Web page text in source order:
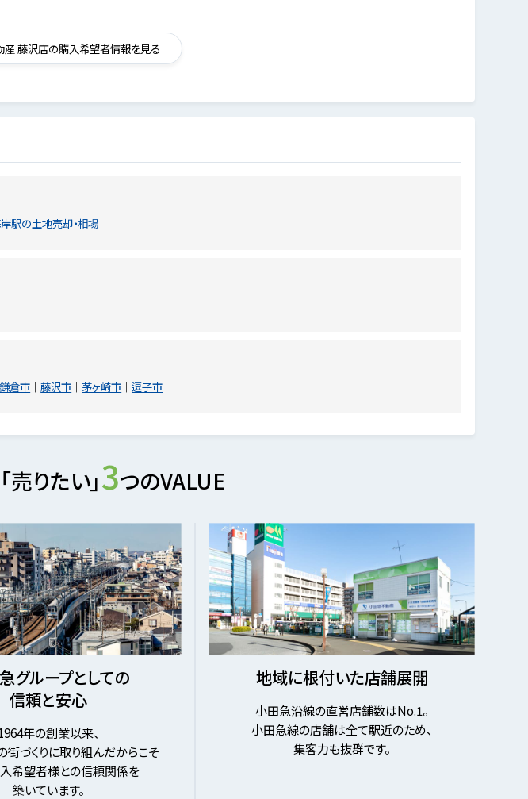
産 藤沢店の購入希望者情報を見る
駅の土地売却・相場
鎌倉市 藤沢市 茅ヶ崎市 逗子市
りたい」3つのVALUE
グループとしての
信頼と安心
年の創業以来、
づくりに取り組んだからこそ
希望者様との信頼関係を
築いています。
地域に根付いた店舗展開
小田急沿線の直営店舗数はNo.1。
小田急線の店舗は全て駅近のため、
集客力も抜群です。